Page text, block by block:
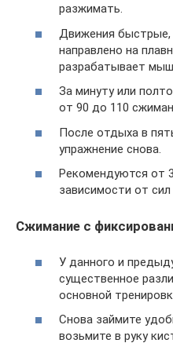
разжимать.
Движения быстрые,
направлено на
разрабатывает
За минуту или
от 90 до 110
После отдыха в
упражнение снова.
Рекомендуются от
зависимости от
Сжимание с
У данного и
существенное
основной
Снова займите
возьмите в руку